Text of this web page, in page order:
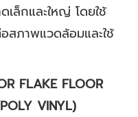
เล็กและใหญ่ โดยใช้
ภาพแวดล้อมและใช้
FLAKE FLOOR
VINYL)